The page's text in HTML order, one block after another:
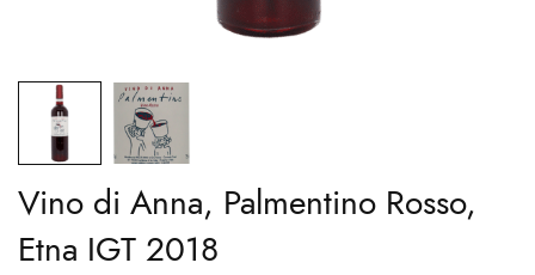
Vino di Anna, Palmentino Rosso,
Etna IGT 2018